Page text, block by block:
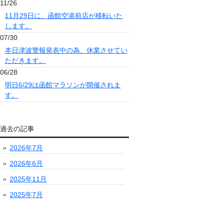
11/26
11月29日に、函館空港前店が移転いた
します。
07/30
本日津波警報発表中の為、休業させてい
ただきます。
06/28
明日6/29は函館マラソンが開催されま
す。
過去の記事
2026年7月
2026年6月
2025年11月
2025年7月